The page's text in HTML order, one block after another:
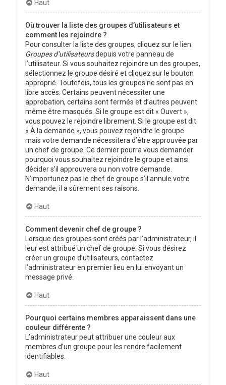
Haut
Où trouver la liste des groupes d’utilisateurs et
comment les rejoindre ?
Pour consulter la liste des groupes, cliquez sur le lien
Groupes d’utilisateursdepuis votre panneau de
l’utilisateur. Si vous souhaitez rejoindre un des groupes,
sélectionnez le groupe désiré et cliquez sur le bouton
approprié. Toutefois, tous les groupes ne sont pas en
libre accès. Certains peuvent nécessiter une
approbation, certains sont fermés et d’autres peuvent
même être masqués. Si le groupe est dit « Ouvert »,
vous pouvez le rejoindre librement. Si le groupe est dit
« À la demande », vous pouvez rejoindre le groupe
mais votre demande nécessitera d’être approuvée par
un chef de groupe. Ce dernier pourra vous demander
pourquoi vous souhaitez rejoindre le groupe et ainsi
décider s’il approuvera ou non votre demande.
N’importunez pas le chef de groupe s’il annule votre
demande, il a sûrement ses raisons.
Haut
Comment devenir chef de groupe ?
Lorsque des groupes sont créés par l’administrateur, il
leur est attribué un chef de groupe. Si vous désirez
créer un groupe d’utilisateurs, contactez
l’administrateur en premier lieu en lui envoyant un
message privé.
Haut
Pourquoi certains membres apparaissent dans une
couleur différente ?
L’administrateur peut attribuer une couleur aux
membres d’un groupe pour les rendre facilement
identifiables.
Haut